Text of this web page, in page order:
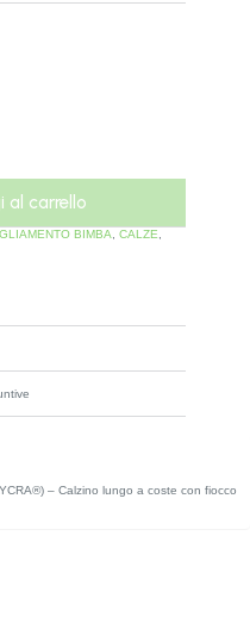
al carrello
BIMBA CALZE
– Calzino lungo a coste con fiocco